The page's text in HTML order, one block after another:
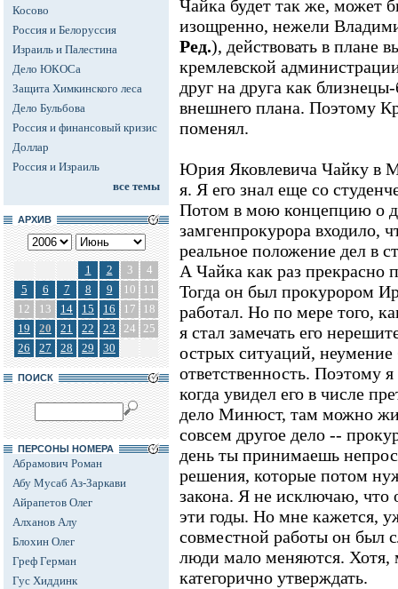
Косово
Россия и Белоруссия
Израиль и Палестина
Дело ЮКОСа
Защита Химкинского леса
Дело Бульбова
Россия и финансовый кризис
Доллар
Россия и Израиль
все темы
АРХИВ
1 2 3
4
5
6 7 8 9 10
11
12
13 14 15 16 17
18
19
20 21 22 23 24 25
26
27 28 29 30
ПОИСК
ПЕРСОНЫ НОМЕРА
Абрамович Роман
Абу Мусаб Аз-Заркави
Айрапетов Олег
Алханов Алу
Блохин Олег
Греф Герман
Гус Хиддинк
Чайка будет так же, может
изощренно, нежели
Ред.), действовать в плане
кремлевской
друг на друга как
внешнего плана. Поэтому
поменял.
Юрия Яковлевича Чайку в
я. Я его знал еще со
Потом в мою концепцию о
замгенпрокурора входило,
реальное положение дел в
А Чайка как раз прекрасно
Тогда он был прокурором
работал. Но по мере того,
я стал замечать его
острых ситуаций, неумение
ответственность. Поэтому
когда увидел его в числе
дело Минюст, там можно
совсем другое дело --
день ты принимаешь
решения, которые потом
закона. Я не исключаю, что
эти годы. Но мне кажется,
совместной работы он был
люди мало меняются. Хотя,
категорично утверждать.